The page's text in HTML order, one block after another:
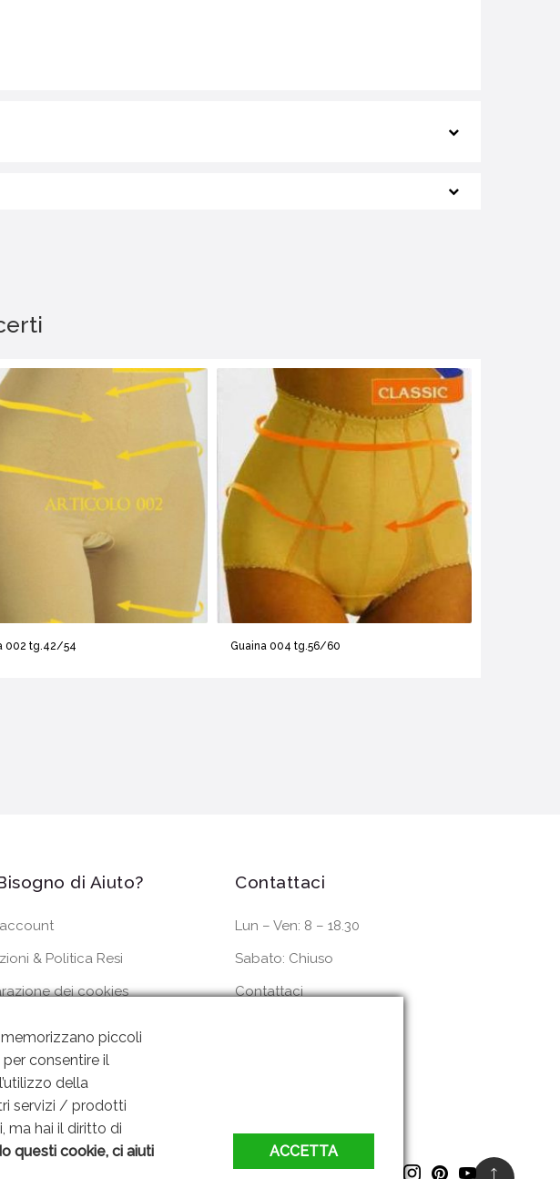
002 tg.42/54 Guaina 004 tg.56/60
di Aiuto?
account
& Politica Resi
dei cookies
Contattaci
Lun – Ven: 8 – 18.30
Sabato: Chiuso
Contattaci
piccoli
consentire il
della
servizi / prodotti
ma hai il diritto di
questi cookie, ci aiuti
ACCETTA